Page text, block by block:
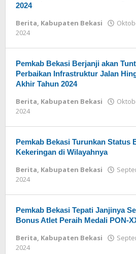
2024
Berita, Kabupaten Bekasi
2024
Pemkab Bekasi Berjanji akan
Perbaikan Infrastruktur Jalan
Akhir Tahun 2024
Berita, Kabupaten Bekasi
2024
Pemkab Bekasi Turunkan Status
Kekeringan di Wilayahnya
Berita, Kabupaten Bekasi
2024
Pemkab Bekasi Tepati Janjinya
Bonus Atlet Peraih Medali PON-
Berita, Kabupaten Bekasi
2024